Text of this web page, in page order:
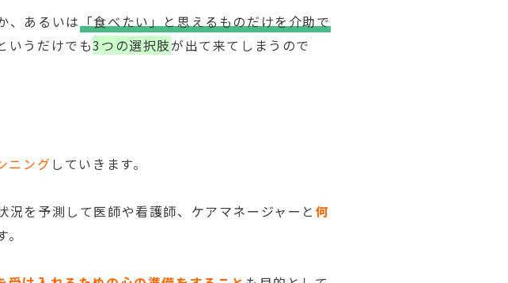
、あるいは「食べたい」と思えるものだけを介助で
いうだけでも3つの選択肢が出て来てしまうので
ニング していきます。
を予測して医師や看護師、ケアマネージャーと 何